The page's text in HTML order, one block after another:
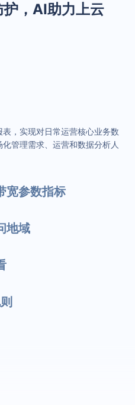
，AI助力上云
，实现对日常运营核心业务数
管理需求、运营和数据分析人
宽参数指标
地域